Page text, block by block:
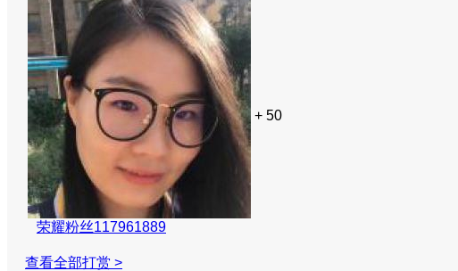
荣耀粉丝117961889
+ 50
查看全部打赏 >